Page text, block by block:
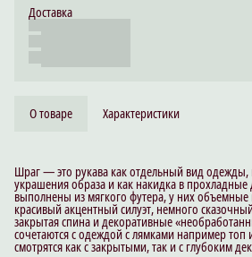
Доставка
О товаре Характеристики
Шраг — это рукава как отдельный вид одежды,
украшения образа и как накидка в
выполнены из мягкого футера, у них
красивый акцентный силуэт, немного
закрытая спина и декоративные
сочетаются с одеждой с лямками например
смотрятся как с закрытыми, так и с глубоким